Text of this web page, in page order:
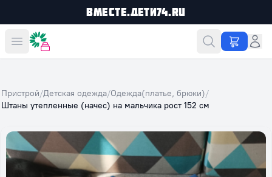
Вместе.Дети74.ru
Вместе дешевле
Пристрой/Детская одежда/Одежда(платье, брюки)/
Штаны утепленные (начес) на мальчика рост 152 см